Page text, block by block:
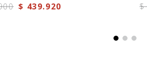
$ 439.920 $